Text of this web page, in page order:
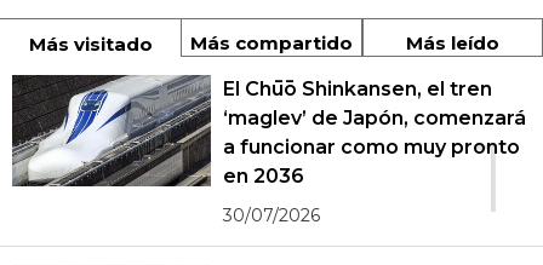
Más visitado Más compartido Más leído
1
El Chūō Shinkansen, el tren
‘maglev’ de Japón, comenzará
a funcionar como muy pronto
en 2036
30/07/2026